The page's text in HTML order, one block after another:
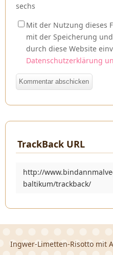
sechs
Mit der Nutzung dieses
mit der Speicherung
durch diese Website
Datenschutzerklärung
TrackBack URL
http://
baltikum/trackback/
Ingwer-Limetten-Risotto mit